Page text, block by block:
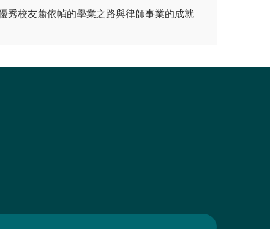
秀校友蕭依幀的學業之路與律師事業的成就